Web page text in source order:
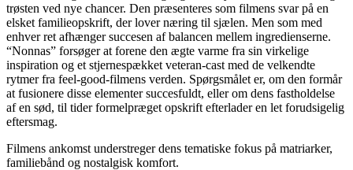
trøsten ved nye chancer. Den præsenteres som filmens svar på en
elsket familieopskrift, der lover næring til sjælen. Men som med
enhver ret afhænger succesen af balancen mellem ingredienserne.
“Nonnas” forsøger at forene den ægte varme fra sin virkelige
inspiration og et stjernespækket veteran-cast med de velkendte
rytmer fra feel-good-filmens verden. Spørgsmålet er, om den formår
at fusionere disse elementer succesfuldt, eller om dens fastholdelse
af en sød, til tider formelpræget opskrift efterlader en let forudsigelig
eftersmag.
Filmens ankomst understreger dens tematiske fokus på matriarker,
familiebånd og nostalgisk komfort.